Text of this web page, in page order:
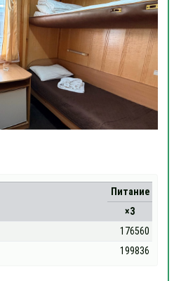
Питание
×3
176560
199836